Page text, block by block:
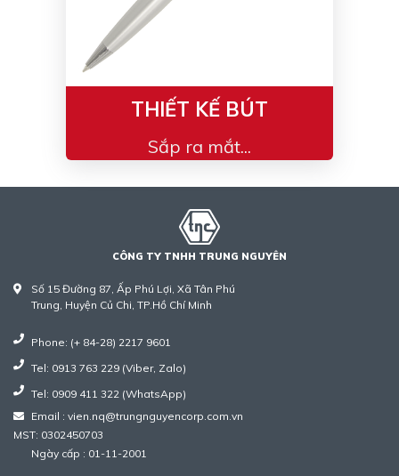
THIẾT KẾ BÚT
Sắp ra mắt...
CÔNG TY TNHH TRUNG NGUYÊN
Số 15 Đường 87, Ấp Phú Lợi, Xã Tân Phú
Trung, Huyện Củ Chi, TP.Hồ Chí Minh
Phone: (+ 84-28) 2217 9601
Tel: 0913 763 229 (Viber, Zalo)
Tel: 0909 411 322 (WhatsApp)
Email : vien.nq@trungnguyencorp.com.vn
MST: 0302450703
Ngày cấp : 01-11-2001